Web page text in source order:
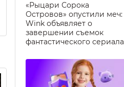
«Рыцари Сорока
Островов» опустили меч:
Wink объявляет о
завершении съемок
фантастического сериала